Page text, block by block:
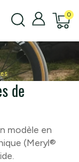
de
modèle en
(Meryl®